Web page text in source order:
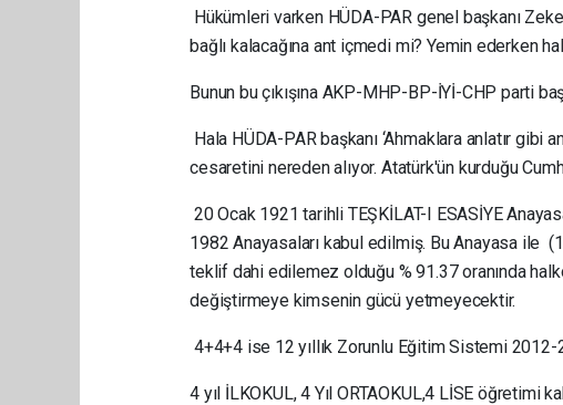
Hükümleri varken HÜDA-PAR genel başkanı
bağlı kalacağına ant içmedi mi? Yemin ederken
Bunun bu çıkışına AKP-MHP-BP-İYİ-CHP parti
Hala HÜDA-PAR başkanı ‘Ahmaklara anlatır gibi
cesaretini nereden alıyor. Atatürk'ün kurduğu
20 Ocak 1921 tarihli TEŞKİLAT-I ESASİYE
1982 Anayasaları kabul edilmiş. Bu Anayasa
teklif dahi edilemez olduğu % 91.37 oranında
değiştirmeye kimsenin gücü yetmeyecektir.
4+4+4 ise 12 yıllık Zorunlu Eğitim Sistemi 2012-
4 yıl İLKOKUL, 4 Yıl ORTAOKUL,4 LİSE öğretimi